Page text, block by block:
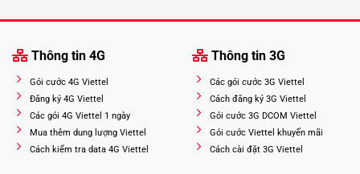
Thông tin 4G
Gói cước 4G Viettel
Đăng ký 4G Viettel
Các gói 4G Viettel 1 ngày
Mua thêm dung lượng Viettel
Cách kiểm tra data 4G Viettel
Thông tin 3G
Các gói cước 3G Viettel
Cách đăng ký 3G Viettel
Gói cước 3G DCOM Viettel
Gói cước Viettel khuyến mãi
Cách cài đặt 3G Viettel